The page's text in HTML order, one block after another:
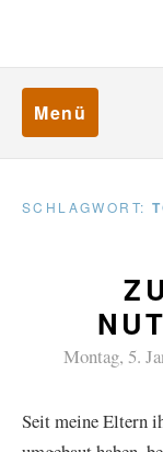
Menü
SCHLAGWORT:
Montag, 5.
Seit meine Eltern